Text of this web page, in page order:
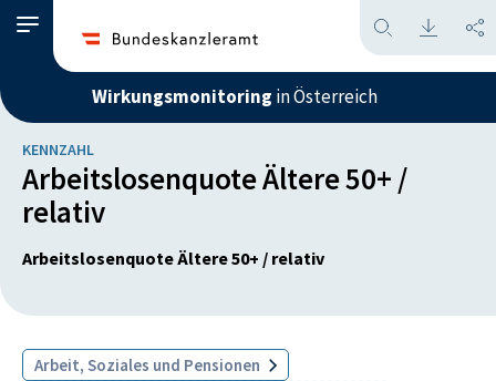
Wirkungsmonitoring in Österreich
KENNZAHL
Arbeitslosenquote Ältere 50+ /
relativ
Arbeitslosenquote Ältere 50+ / relativ
Arbeit, Soziales und Pensionen